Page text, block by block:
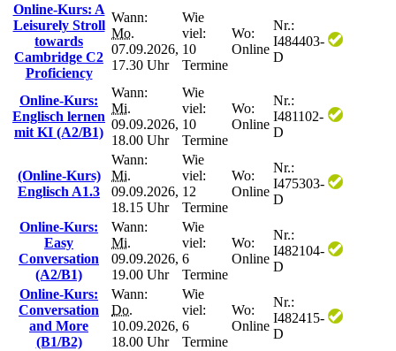
Online-Kurs: A
Leisurely Stroll
towards
Cambridge C2
Proficiency
Wann:
Mo.
07.09.2026,
17.30 Uhr
Wie
viel:
10
Termine
Wo:
Online
Nr.:
I484403-
D
Online-Kurs:
Englisch lernen
mit KI (A2/B1)
Wann:
Mi.
09.09.2026,
18.00 Uhr
Wie
viel:
10
Termine
Wo:
Online
Nr.:
I481102-
D
(Online-Kurs)
Englisch A1.3
Wann:
Mi.
09.09.2026,
18.15 Uhr
Wie
viel:
12
Termine
Wo:
Online
Nr.:
I475303-
D
Online-Kurs:
Easy
Conversation
(A2/B1)
Wann:
Mi.
09.09.2026,
19.00 Uhr
Wie
viel:
6
Termine
Wo:
Online
Nr.:
I482104-
D
Online-Kurs:
Conversation
and More
(B1/B2)
Wann:
Do.
10.09.2026,
18.00 Uhr
Wie
viel:
6
Termine
Wo:
Online
Nr.:
I482415-
D